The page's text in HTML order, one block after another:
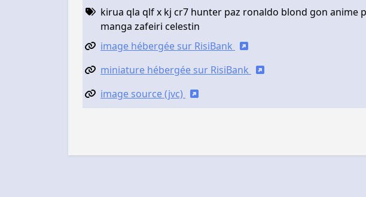
kirua qla qlf x kj cr7 hunter paz ronaldo blond gon anime
manga zafeiri celestin
image hébergée sur RisiBank
miniature hébergée sur RisiBank
image source (jvc)